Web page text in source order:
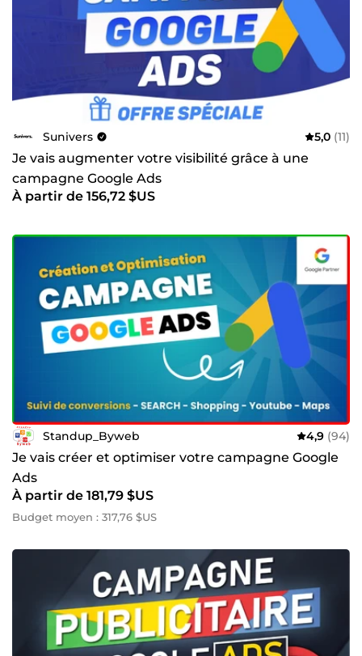
Sunivers 5,0 (11)
Je vais augmenter votre visibilité grâce à une
campagne Google Ads
À partir de 156,72 $US
Standup_Byweb 4,9 (94)
Je vais créer et optimiser votre campagne Google
Ads
À partir de 181,79 $US
Budget moyen : 317,76 $US